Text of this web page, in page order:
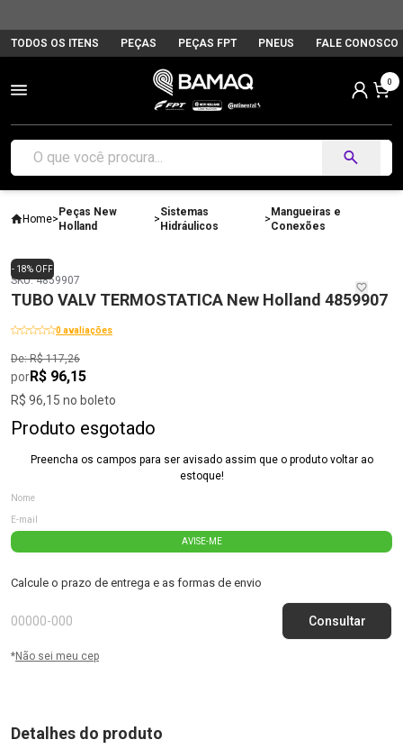
TODOS OS ITENS PEÇAS PEÇAS FPT PNEUS FALE CONOSCO
0
Home>
Peças New
Holland
>
Sistemas
Hidráulicos
>
Mangueiras e
Conexões
SKU: 4859907
TUBO VALV TERMOSTATICA New Holland 4859907
0 avaliações
De: R$ 117,26
porR$ 96,15
R$ 96,15 no boleto
- 18% OFF
Produto esgotado
Preencha os campos para ser avisado assim que o produto voltar ao
estoque!
AVISE-ME
Calcule o prazo de entrega e as formas de envio
*Não sei meu cep
Detalhes do produto